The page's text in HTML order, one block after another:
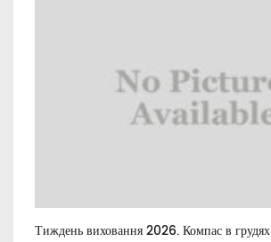
Тиждень виховання 2026. Компас в грудях